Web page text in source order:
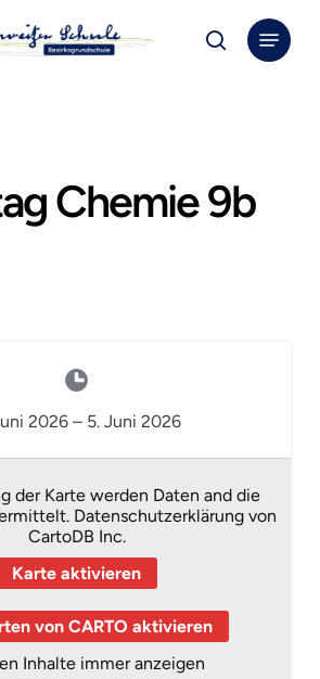
search
Menu
Chemie 9b
2026– 5. Juni 2026
der Karte werden Daten and die
Datenschutzerklärung von
CartoDB Inc.
Karte aktivieren
von CARTO aktivieren
Inhalte immer anzeigen
Close